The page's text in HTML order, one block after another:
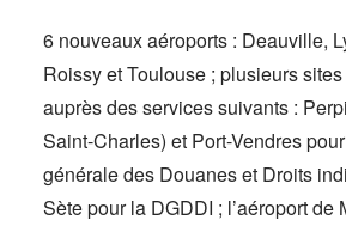
6 nouveaux aéroports : Deauville,
Roissy et Toulouse ; plusieurs
auprès des services suivants :
Saint-Charles) et Port-Vendres
générale des Douanes et Droits
Sète pour la DGDDI ; l’aéroport de